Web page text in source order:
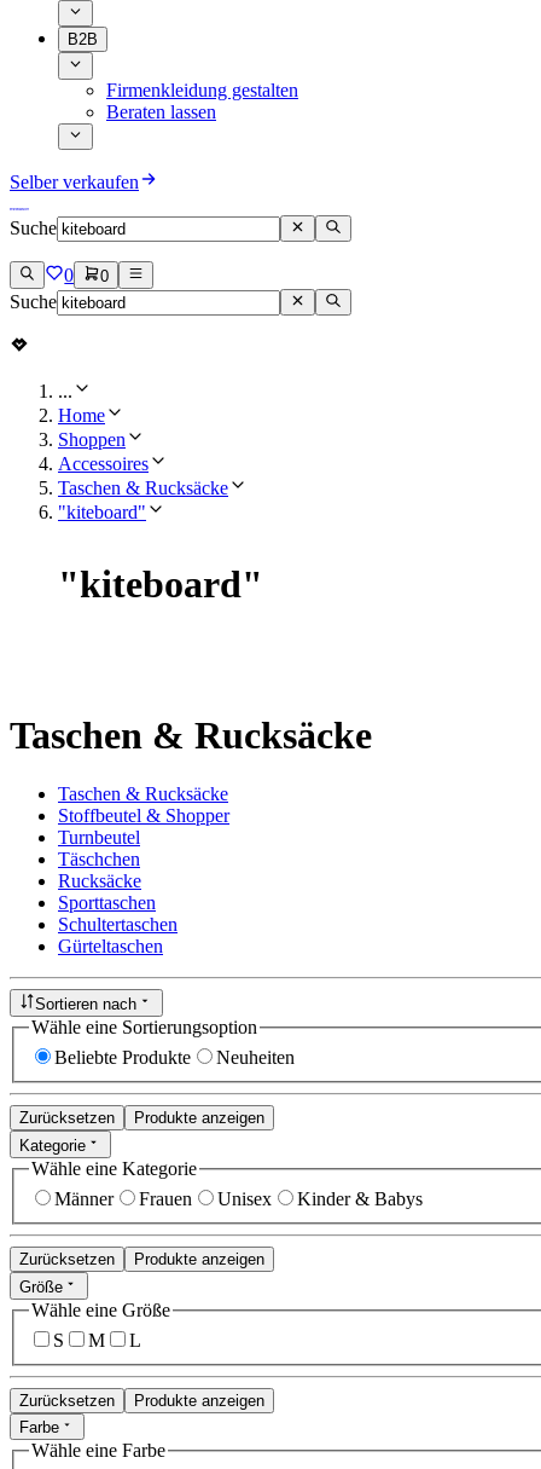
B2B
Firmenkleidung gestalten
Beraten lassen
Selber verkaufen
Suche
0 0
Suche
...
Home
Shoppen
Accessoires
Taschen & Rucksäcke
"kiteboard"
"kiteboard"
Taschen & Rucksäcke
Taschen & Rucksäcke
Stoffbeutel & Shopper
Turnbeutel
Täschchen
Rucksäcke
Sporttaschen
Schultertaschen
Gürteltaschen
Sortieren nach
Wähle eine Sortierungsoption
Beliebte Produkte
Neuheiten
Zurücksetzen
Produkte anzeigen
Kategorie
Wähle eine Kategorie
Männer
Frauen Unisex Kinder & Babys
Zurücksetzen
Produkte anzeigen
Größe
Wähle eine Größe
S
M L
Zurücksetzen
Produkte anzeigen
Farbe
Wähle eine Farbe